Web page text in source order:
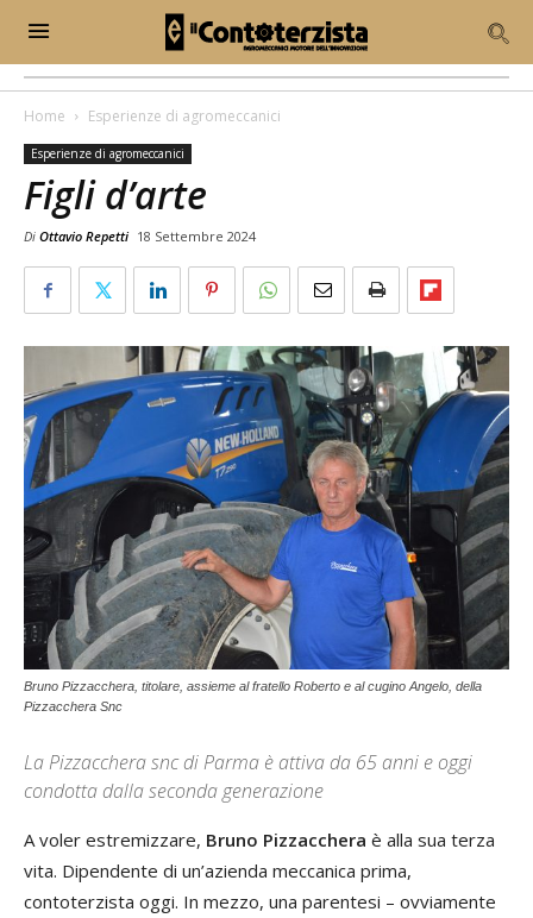
Home Esperienze di agromeccanici
Esperienze di agromeccanici
Figli d’arte
Di Ottavio Repetti 18 Settembre 2024
Bruno Pizzacchera, titolare, assieme al fratello Roberto e al cugino Angelo, della
Pizzacchera Snc
La Pizzacchera snc di Parma è attiva da 65 anni e oggi
condotta dalla seconda generazione
A voler estremizzare, Bruno Pizzacchera è alla sua terza
vita. Dipendente di un’azienda meccanica prima,
contoterzista oggi. In mezzo, una parentesi – ovviamente